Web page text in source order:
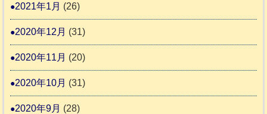
2021年1月 (26)
2020年12月 (31)
2020年11月 (20)
2020年10月 (31)
2020年9月 (28)